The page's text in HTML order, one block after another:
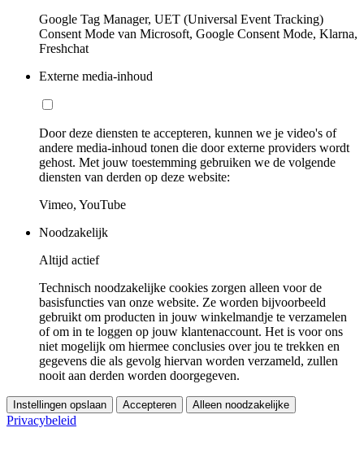
Google Tag Manager, UET (Universal Event Tracking)
Consent Mode van Microsoft, Google Consent Mode, Klarna,
Freshchat
Externe media-inhoud
Door deze diensten te accepteren, kunnen we je video's of
andere media-inhoud tonen die door externe providers wordt
gehost. Met jouw toestemming gebruiken we de volgende
diensten van derden op deze website:
Vimeo, YouTube
Noodzakelijk
Altijd actief
Technisch noodzakelijke cookies zorgen alleen voor de
basisfuncties van onze website. Ze worden bijvoorbeeld
gebruikt om producten in jouw winkelmandje te verzamelen
of om in te loggen op jouw klantenaccount. Het is voor ons
niet mogelijk om hiermee conclusies over jou te trekken en
gegevens die als gevolg hiervan worden verzameld, zullen
nooit aan derden worden doorgegeven.
Instellingen opslaan Accepteren Alleen noodzakelijke
Privacybeleid